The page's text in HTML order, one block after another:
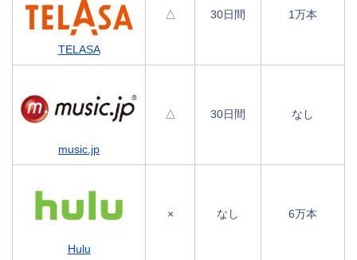
TELASA
△ 30日間 1万本
music.jp
△ 30日間 なし
Hulu
× なし 6万本